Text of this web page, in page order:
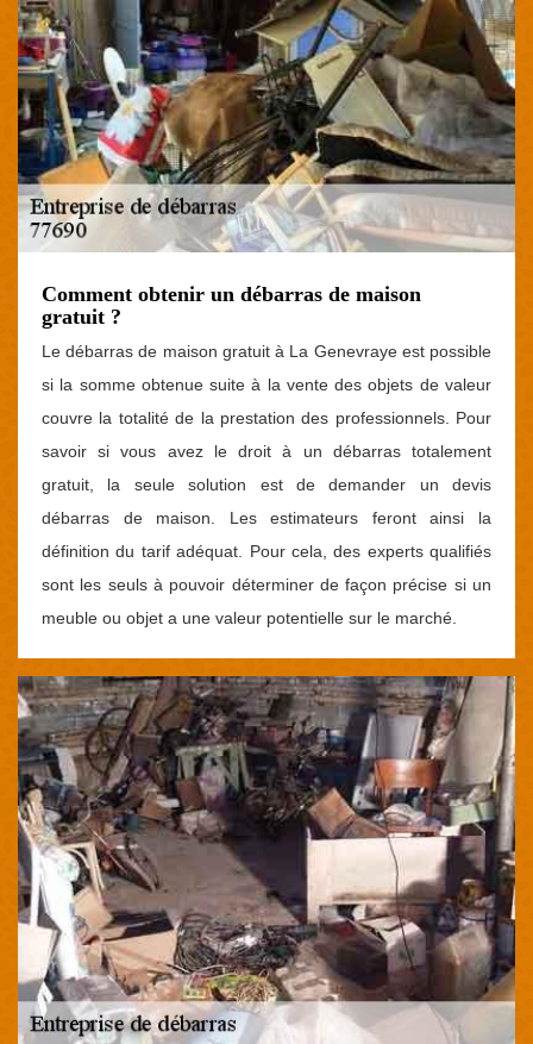
Comment obtenir un débarras de maison
gratuit ?
Le débarras de maison gratuit à La Genevraye est possible
si la somme obtenue suite à la vente des objets de valeur
couvre la totalité de la prestation des professionnels. Pour
savoir si vous avez le droit à un débarras totalement
gratuit, la seule solution est de demander un devis
débarras de maison. Les estimateurs feront ainsi la
définition du tarif adéquat. Pour cela, des experts qualifiés
sont les seuls à pouvoir déterminer de façon précise si un
meuble ou objet a une valeur potentielle sur le marché.